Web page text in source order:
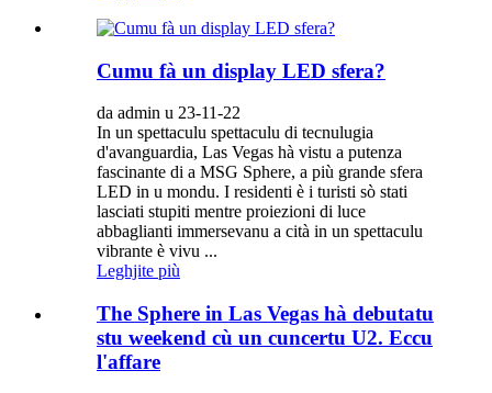
Cumu fà un display LED sfera?
da admin u 23-11-22
In un spettaculu spettaculu di tecnulugia
d'avanguardia, Las Vegas hà vistu a putenza
fascinante di a MSG Sphere, a più grande sfera
LED in u mondu. I residenti è i turisti sò stati
lasciati stupiti mentre proiezioni di luce
abbaglianti immersevanu a cità in un spettaculu
vibrante è vivu ...
Leghjite più
The Sphere in Las Vegas hà debutatu
stu weekend cù un cuncertu U2. Eccu
l'affare